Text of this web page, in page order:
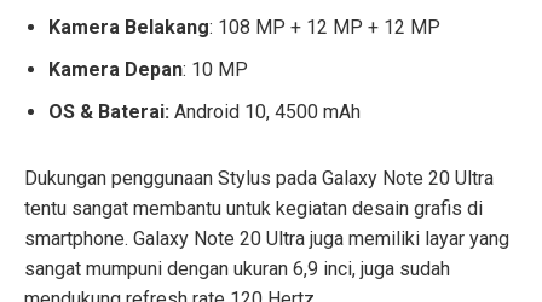
Kamera Belakang: 108 MP + 12 MP + 12 MP
Kamera Depan: 10 MP
OS & Baterai: Android 10, 4500 mAh
Dukungan penggunaan Stylus pada Galaxy Note 20 Ultra
tentu sangat membantu untuk kegiatan desain grafis di
smartphone. Galaxy Note 20 Ultra juga memiliki layar yang
sangat mumpuni dengan ukuran 6,9 inci, juga sudah